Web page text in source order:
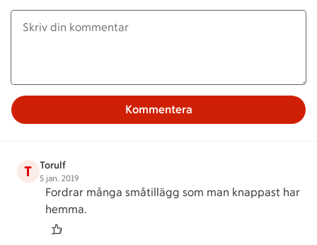
Kommentera
T Torulf
5 jan. 2019
Fordrar många småtillägg som man knappast har
hemma.